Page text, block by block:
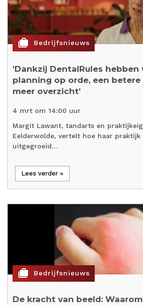
cases Bedrijfsnieuws
'Dankzij DentalRules hebben
planning op orde, een betere
meer overzicht'
4 mrt om 14:00 uur
Margit Lawant, tandarts en
Eelderwolde, vertelt hoe haar praktijk
uitgegroeid…
Lees verder »
cases Bedrijfsnieuws
De kracht van beeld: